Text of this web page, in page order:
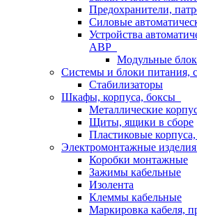
Предохранители,
Силовые
Устройства
АВР
Модульные
Системы и блоки питания,
Стабилизаторы
Шкафы, корпуса, боксы
Металлические
Щиты, ящики в сборе
Пластиковые
Электромонтажные изделия
Коробки монтажные
Зажимы кабельные
Изолента
Клеммы кабельные
Маркировка кабеля,